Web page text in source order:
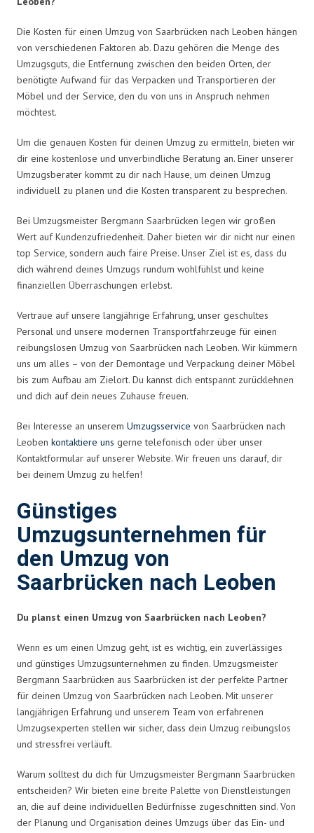
Die Kosten für einen Umzug von Saarbrücken nach Leoben hängen
von verschiedenen Faktoren ab. Dazu gehören die Menge des
Umzugsguts, die Entfernung zwischen den beiden Orten, der
benötigte Aufwand für das Verpacken und Transportieren der
Möbel und der Service, den du von uns in Anspruch nehmen
möchtest.
Um die genauen Kosten für deinen Umzug zu ermitteln, bieten wir
dir eine kostenlose und unverbindliche Beratung an. Einer unserer
Umzugsberater kommt zu dir nach Hause, um deinen Umzug
individuell zu planen und die Kosten transparent zu besprechen.
Bei Umzugsmeister Bergmann Saarbrücken legen wir großen
Wert auf Kundenzufriedenheit. Daher bieten wir dir nicht nur einen
top Service, sondern auch faire Preise. Unser Ziel ist es, dass du
dich während deines Umzugs rundum wohlfühlst und keine
finanziellen Überraschungen erlebst.
Vertraue auf unsere langjährige Erfahrung, unser geschultes
Personal und unsere modernen Transportfahrzeuge für einen
reibungslosen Umzug von Saarbrücken nach Leoben. Wir kümmern
uns um alles – von der Demontage und Verpackung deiner Möbel
bis zum Aufbau am Zielort. Du kannst dich entspannt zurücklehnen
und dich auf dein neues Zuhause freuen.
Bei Interesse an unserem Umzugsservice von Saarbrücken nach
Leoben kontaktiere uns gerne telefonisch oder über unser
Kontaktformular auf unserer Website. Wir freuen uns darauf, dir
bei deinem Umzug zu helfen!
Günstiges
Umzugsunternehmen für
den Umzug von
Saarbrücken nach Leoben
Du planst einen Umzug von Saarbrücken nach Leoben?
Wenn es um einen Umzug geht, ist es wichtig, ein zuverlässiges
und günstiges Umzugsunternehmen zu finden. Umzugsmeister
Bergmann Saarbrücken aus Saarbrücken ist der perfekte Partner
für deinen Umzug von Saarbrücken nach Leoben. Mit unserer
langjährigen Erfahrung und unserem Team von erfahrenen
Umzugsexperten stellen wir sicher, dass dein Umzug reibungslos
und stressfrei verläuft.
Warum solltest du dich für Umzugsmeister Bergmann Saarbrücken
entscheiden? Wir bieten eine breite Palette von Dienstleistungen
an, die auf deine individuellen Bedürfnisse zugeschnitten sind. Von
der Planung und Organisation deines Umzugs über das Ein- und